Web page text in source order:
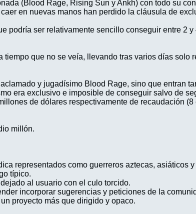
(Blood Rage, Rising Sun y Ankh) con todo su
en nuevas manos han perdido la cláusula de
podría ser relativamente sencillo conseguir entre 2
que no se veía, llevando tras varios días solo
y jugadísimo Blood Rage, sino que entran
era exclusivo e imposible de conseguir salvo de
de dólares respectivamente de recaudación (8
millón.
representados como guerreros aztecas, asiáticos
típico.
al usuario con el culo torcido.
incorporar sugerencias y peticiones de la
proyecto más que dirigido y opaco.